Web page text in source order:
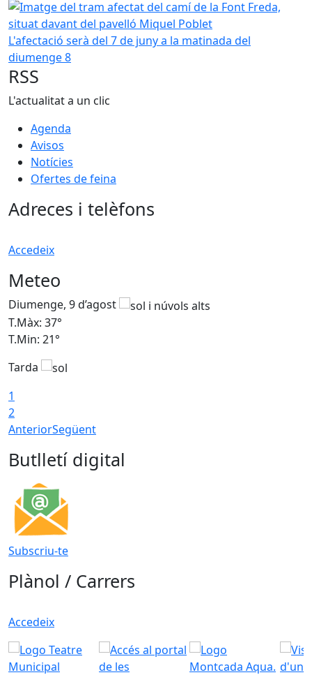
Imatge del tram afectat del camí de la Font Freda, situat
L'afectació serà del 7 de juny a la matinada del
diumenge 8
RSS
L'actualitat a un clic
Agenda
Avisos
Notícies
Ofertes de feina
Adreces i telèfons
Accedeix
Meteo
Diumenge, 9 d’agost
T.Màx: 37°
T.Min: 21°
Tarda
1
2
AnteriorSegüent
Butlletí digital
Subscriu-te
Plànol / Carrers
Accedeix